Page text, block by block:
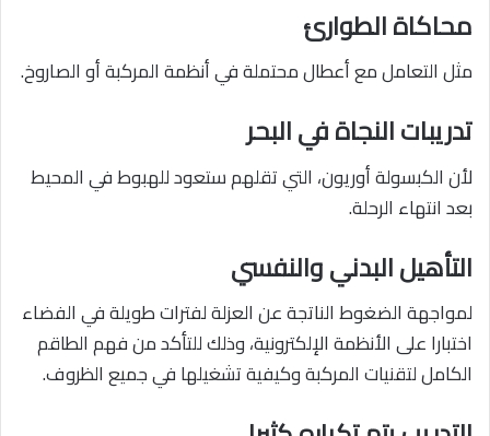
محاكاة الطوارئ
مثل التعامل مع أعطال محتملة في أنظمة المركبة أو الصاروخ.
تدريبات النجاة في البحر
لأن الكبسولة أوريون، التي تقلهم ستعود للهبوط في المحيط
بعد انتهاء الرحلة.
التأهيل البدني والنفسي
لمواجهة الضغوط الناتجة عن العزلة لفترات طويلة في الفضاء
اختبارا على الأنظمة الإلكترونية، وذلك للتأكد من فهم الطاقم
الكامل لتقنيات المركبة وكيفية تشغيلها في جميع الظروف.